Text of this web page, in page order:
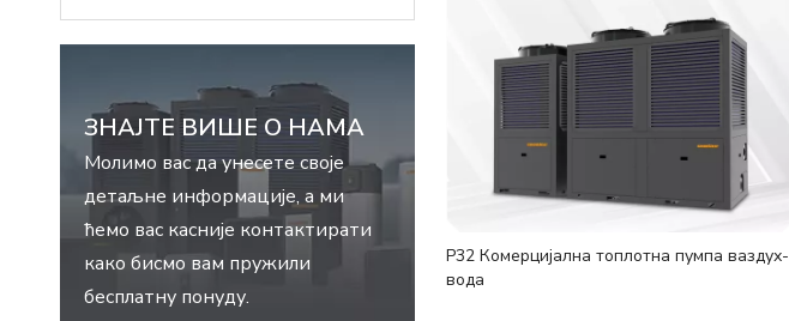
ЗНАЈТЕ ВИШЕ О НАМА
Молимо вас да унесете своје
детаљне информације, а ми
ћемо вас касније контактирати
како бисмо вам пружили
бесплатну понуду.
Р32 Комерцијална топлотна пумпа ваздух-
вода